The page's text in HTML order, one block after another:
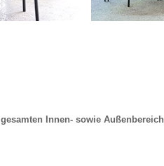
gesamten Innen- sowie Außenbereich